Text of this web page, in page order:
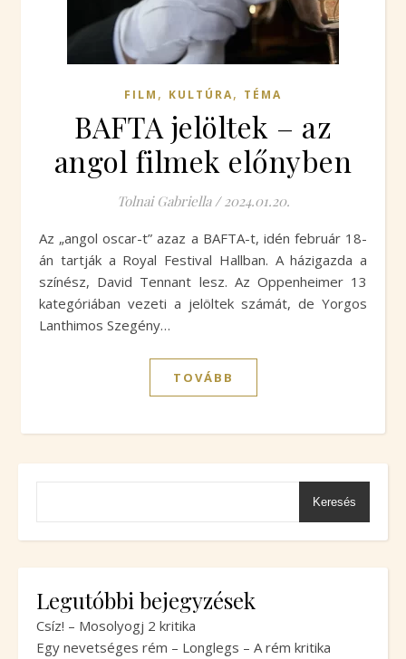
FILM , KULTÚRA, TÉMA
BAFTA jelöltek – az
angol filmek előnyben
Tolnai Gabriella / 2024.01.20.
Az „angol oscar-t” azaz a BAFTA-t, idén február 18-
án tartják a Royal Festival Hallban. A házigazda a
színész, David Tennant lesz. Az Oppenheimer 13
kategóriában vezeti a jelöltek számát, de Yorgos
Lanthimos Szegény…
TOVÁBB
Keresés
Legutóbbi bejegyzések
Csíz! – Mosolyogj 2 kritika
Egy nevetséges rém – Longlegs – A rém kritika